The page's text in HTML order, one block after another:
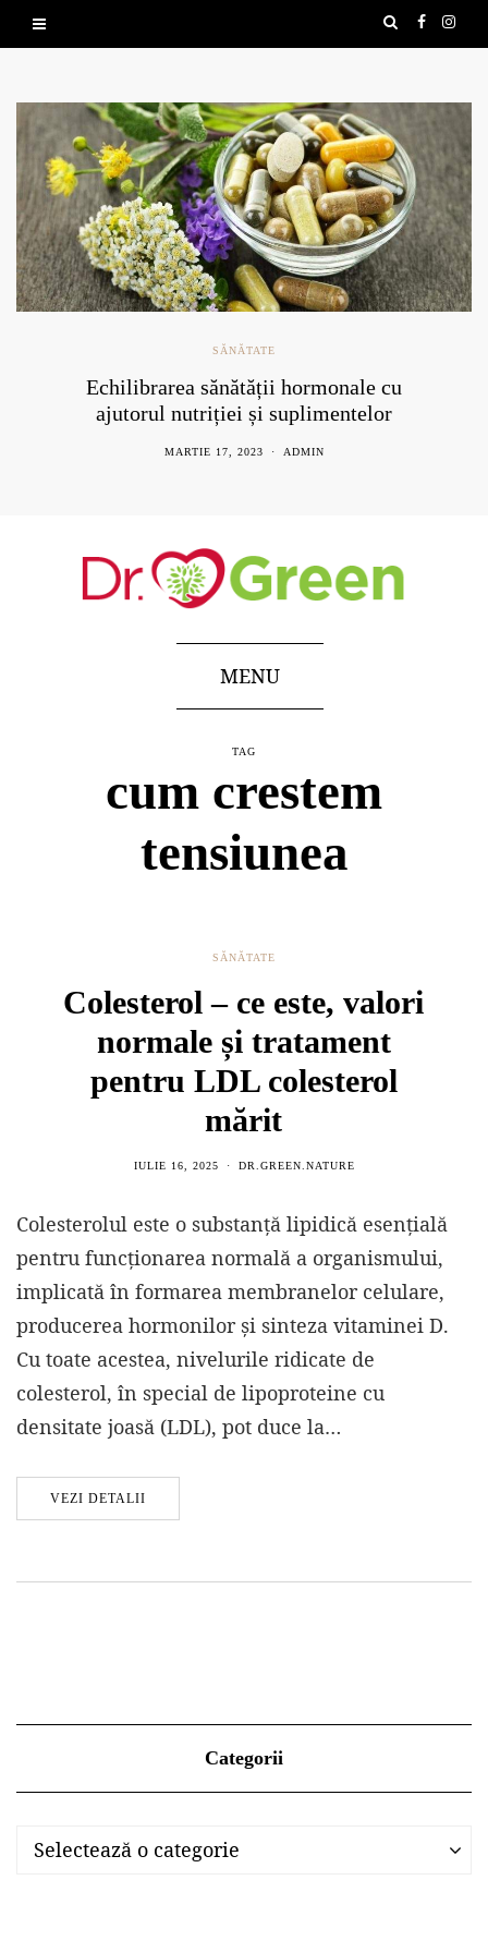
SĂNĂTATE
Echilibrarea sănătății hormonale cu
ajutorul nutriției și suplimentelor
MARTIE 17, 2023 ADMIN
MENU
TAG
cum crestem
tensiunea
SĂNĂTATE
Colesterol – ce este, valori
normale și tratament
pentru LDL colesterol
mărit
IULIE 16, 2025 DR.GREEN.NATURE
Colesterolul este o substanță lipidică esențială
pentru funcționarea normală a organismului,
implicată în formarea membranelor celulare,
producerea hormonilor și sinteza vitaminei D.
Cu toate acestea, nivelurile ridicate de
colesterol, în special de lipoproteine cu
densitate joasă (LDL), pot duce la…
VEZI DETALII
Categorii
Categorii
Selectează o categorie
Categorii